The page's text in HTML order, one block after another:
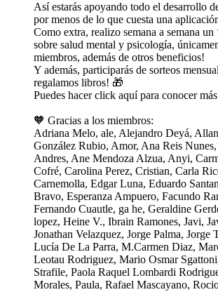
Así estarás apoyando todo el desarrollo
por menos de lo que cuesta una
Como extra, realizo semana a semana
sobre salud mental y psicología,
miembros, además de otros beneficios!
Y además, participarás de sorteos
regalamos libros! 🎁
⁠⁠⁠⁠⁠⁠⁠⁠⁠⁠⁠⁠⁠⁠⁠⁠⁠⁠⁠⁠⁠⁠⁠⁠⁠⁠⁠⁠⁠⁠⁠⁠⁠⁠⁠Puedes hacer click aquí para conocer
🧡 Gracias a los miembros:
Adriana Melo, ale, Alejandro Deyá,
González Rubio, Amor, Ana Reis
Andres, Ane Mendoza Alzua, Anyi,
Cofré, Carolina Perez, Cristian, Carla
Carnemolla, Edgar Luna, Eduardo
Bravo, Esperanza Ampuero, Facundo
Fernando Cuautle, ga he, Geraldine
lopez, Heine V., Ibrain Ramones, Javi,
Jonathan Velazquez, Jorge Palma, Jorge
Lucía De La Parra, M.Carmen Diaz,
Leotau Rodriguez, Mario Osmar
Strafile, Paola Raquel Lombardi
Morales, Paula, Rafael Mascayano,